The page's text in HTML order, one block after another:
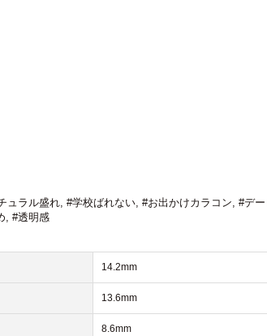
ュラル盛れ, #学校ばれない, #お出かけカラコン, #デ
, #透明感
14.2mm
13.6mm
8.6mm